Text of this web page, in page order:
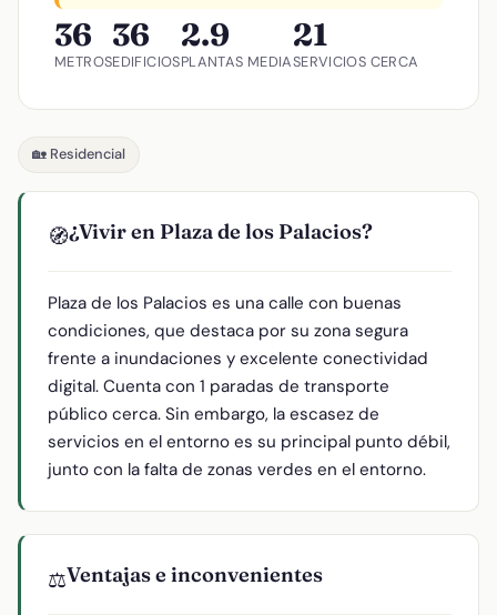
36
METROS
36
EDIFICIOS
2.9
PLANTAS MEDIA
21
SERVICIOS CERCA
🏡 Residencial
🧭¿Vivir en Plaza de los Palacios?
Plaza de los Palacios es una calle con buenas
condiciones, que destaca por su zona segura
frente a inundaciones y excelente conectividad
digital. Cuenta con 1 paradas de transporte
público cerca. Sin embargo, la escasez de
servicios en el entorno es su principal punto débil,
junto con la falta de zonas verdes en el entorno.
⚖️Ventajas e inconvenientes